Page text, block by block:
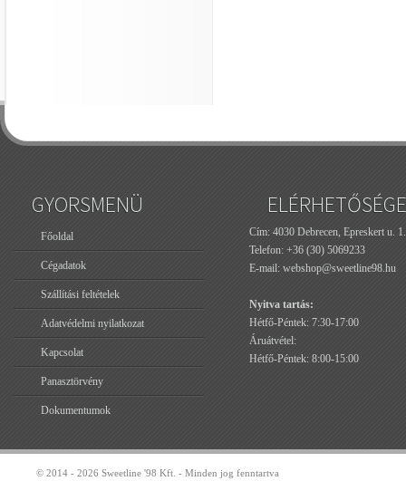
GYORSMENÜ
Főoldal
Cégadatok
Szállítási feltételek
Adatvédelmi nyilatkozat
Kapcsolat
Panasztörvény
Dokumentumok
Cím: 4030 Debrecen, Epreskert u. 1.
Telefon: +36 (30) 5069233
E-mail: webshop@sweetline98.hu
Nyitva tartás:
Hétfő-Péntek: 7:30-17:00
Áruátvétel:
Hétfő-Péntek: 8:00-15:00
© 2014 - 2026 Sweetline '98 Kft. - Minden jog fenntartva